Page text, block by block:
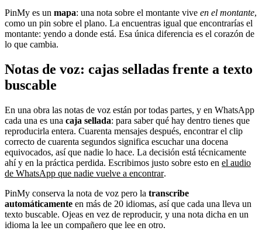
PinMy es un mapa: una nota sobre el montante vive en el montante,
como un pin sobre el plano. La encuentras igual que encontrarías el
montante: yendo a donde está. Esa única diferencia es el corazón de
lo que cambia.
Notas de voz: cajas selladas frente a texto
buscable
En una obra las notas de voz están por todas partes, y en WhatsApp
cada una es una caja sellada: para saber qué hay dentro tienes que
reproducirla entera. Cuarenta mensajes después, encontrar el clip
correcto de cuarenta segundos significa escuchar una docena
equivocados, así que nadie lo hace. La decisión está técnicamente
ahí y en la práctica perdida. Escribimos justo sobre esto en el audio
de WhatsApp que nadie vuelve a encontrar.
PinMy conserva la nota de voz pero la transcribe
automáticamente en más de 20 idiomas, así que cada una lleva un
texto buscable. Ojeas en vez de reproducir, y una nota dicha en un
idioma la lee un compañero que lee en otro.